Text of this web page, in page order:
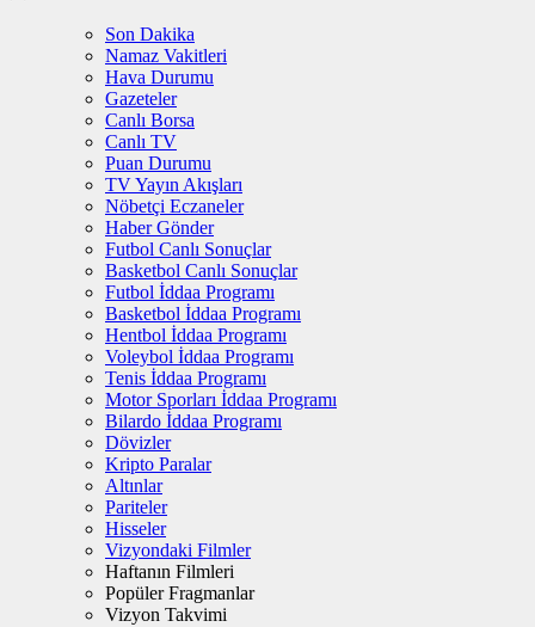
Son Dakika
Namaz Vakitleri
Hava Durumu
Gazeteler
Canlı Borsa
Canlı TV
Puan Durumu
TV Yayın Akışları
Nöbetçi Eczaneler
Haber Gönder
Futbol Canlı Sonuçlar
Basketbol Canlı Sonuçlar
Futbol İddaa Programı
Basketbol İddaa Programı
Hentbol İddaa Programı
Voleybol İddaa Programı
Tenis İddaa Programı
Motor Sporları İddaa Programı
Bilardo İddaa Programı
Dövizler
Kripto Paralar
Altınlar
Pariteler
Hisseler
Vizyondaki Filmler
Haftanın Filmleri
Popüler Fragmanlar
Vizyon Takvimi